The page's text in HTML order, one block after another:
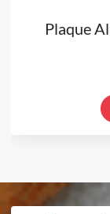
Plaque